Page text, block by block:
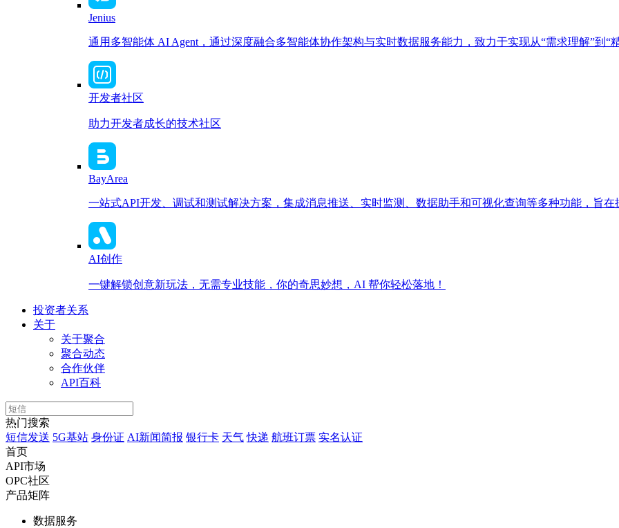
Jenius
通用多智能体 AI Agent，通过深度融合多智能体协作架构与实时数据服务能力，致力于实现从“需求理解”到“
开发者社区
助力开发者成长的技术社区
BayArea
一站式API开发、调试和测试解决方案，集成消息推送、实时监测、数据助手和可视化查询等多种功能，旨在
AI创作
一键解锁创意新玩法，无需专业技能，你的奇思妙想，AI 帮你轻松落地！
投资者关系
关于
关于聚合
聚合动态
合作伙伴
API百科
热门搜索
短信发送 5G基站 身份证 AI新闻简报 银行卡 天气 快递 航班订票 实名认证
首页
API市场
OPC社区
产品矩阵
数据服务